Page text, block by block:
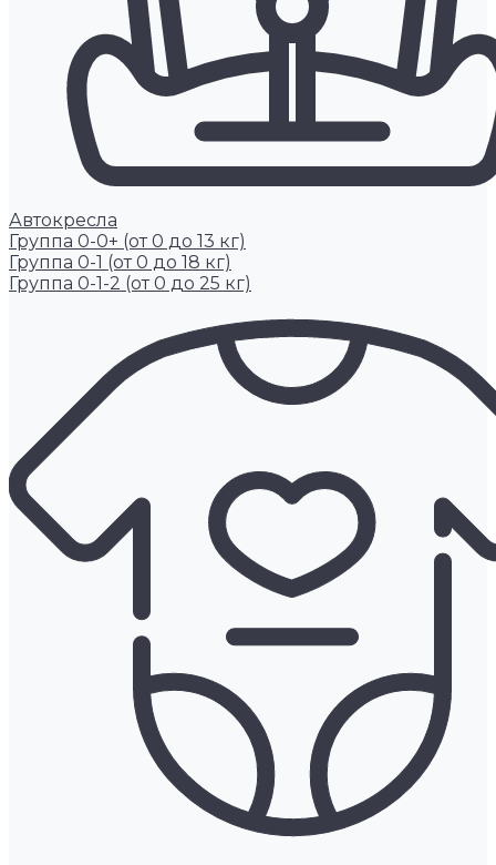
Автокресла
Группа 0-0+ (от 0 до 13 кг)
Группа 0-1 (от 0 до 18 кг)
Группа 0-1-2 (от 0 до 25 кг)